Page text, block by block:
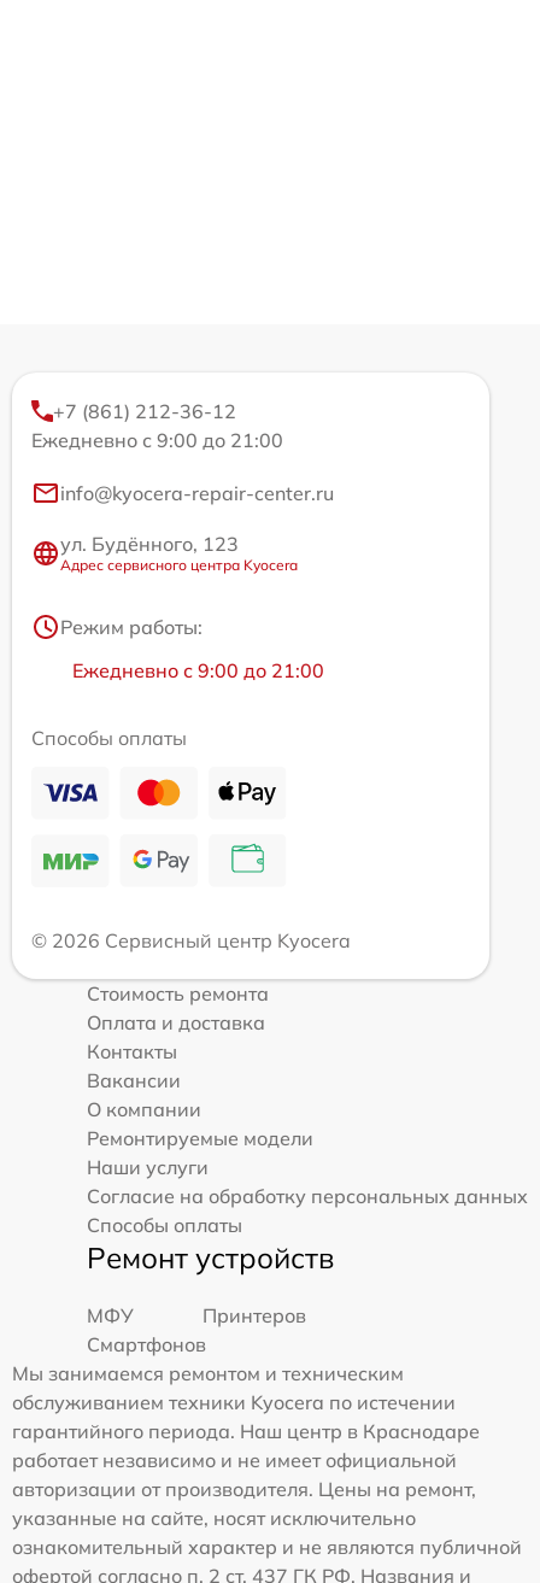
+7 (861) 212-36-12
Ежедневно с 9:00 до 21:00
info@kyocera-repair-center.ru
ул. Будённого, 123
Адрес сервисного центра Kyocera
Режим работы:
Ежедневно с 9:00 до 21:00
Способы оплаты
© 2026 Сервисный центр Kyocera
Стоимость ремонта
Оплата и доставка
Контакты
Вакансии
О компании
Ремонтируемые модели
Наши услуги
Согласие на обработку персональных данных
Способы оплаты
Ремонт устройств
МФУ
Принтеров
Смартфонов
Мы занимаемся ремонтом и техническим
обслуживанием техники Kyocera по истечении
гарантийного периода. Наш центр в Краснодаре
работает независимо и не имеет официальной
авторизации от производителя. Цены на ремонт,
указанные на сайте, носят исключительно
ознакомительный характер и не являются публичной
офертой согласно п. 2 ст. 437 ГК РФ. Названия и